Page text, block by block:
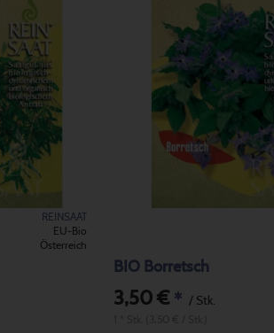
REINSAAT
EU-Bio
Österreich
BIO Borretsch
3,50 €* / Stk.